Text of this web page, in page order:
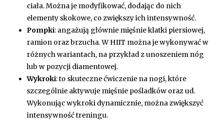
ciała. Można je modyfikować, dodając do nich
elementy skokowe, co zwiększy ich intensywność.
Pompki: angażują głównie mięśnie klatki piersiowej,
ramion oraz brzucha. W HIIT można je wykonywać w
różnych wariantach, na przykład z unoszeniem nóg
lub w pozycji diamentowej.
Wykroki: to skuteczne ćwiczenie na nogi, które
szczególnie aktywuje mięśnie pośladków oraz ud.
Wykonując wykroki dynamicznie, można zwiększyć
intensywność treningu.